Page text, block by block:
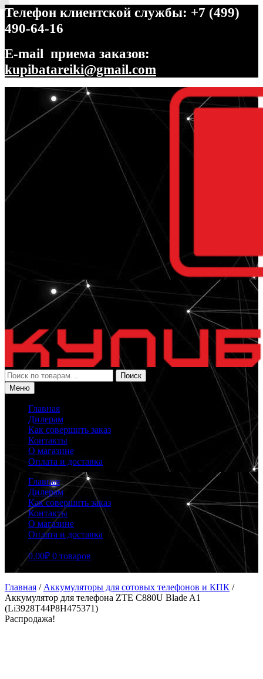
Телефон клиентской службы: +7 (499)
490-64-16
E-mail приема заказов:
kupibatareiki@gmail.com
Перейти
навигации
Перейти
содержимому
Искать:
Поиск
Меню
Главная
Дилерам
Как совершить заказ
Контакты
О магазине
Оплата и доставка
Главная
Дилерам
Как совершить заказ
Контакты
О магазине
Оплата и доставка
0.00₽ 0 товаров
Главная / Аккумуляторы для сотовых телефонов и КПК /
Аккумулятор для телефона ZTE C880U Blade A1
(Li3928T44P8H475371)
Распродажа!